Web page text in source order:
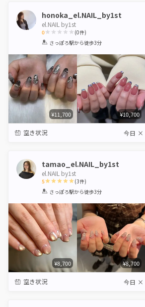
honoka_el.NAIL_by1st
el.NAIL by1st
0
1 2 3 4 5
(0件)
さっぽろ駅から徒歩3分
¥11,700 ¥10,700
空き状況 今日 ×
tamao_el.NAIL_by1st
el.NAIL by1st
5
1 2 3 4 5
(3件)
さっぽろ駅から徒歩3分
¥8,700 ¥8,700
空き状況 今日 ×